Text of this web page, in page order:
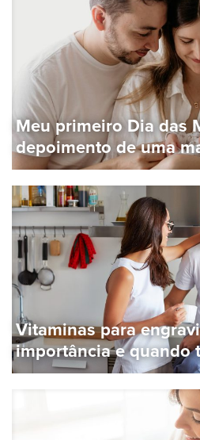
Meu primeiro Dia das
depoimento de uma
Vitaminas para
importância e quando